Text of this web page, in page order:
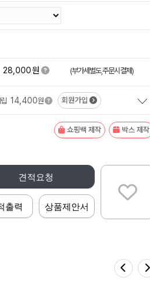
28,000원 (부가세별도,주문시결제)
14,400원 회원가입
쇼핑백 제작 박스 제작
견적요청
출력 상품제안서